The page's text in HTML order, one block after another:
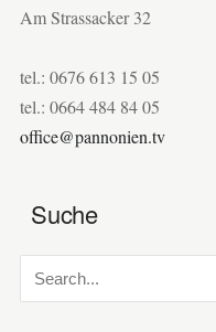
Am Strassacker 32
tel.: 0676 613 15 05
tel.: 0664 484 84 05
office@pannonien.tv
Suche